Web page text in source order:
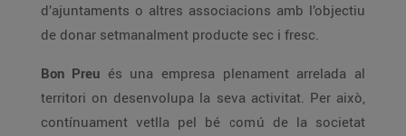
d’ajuntaments o altres associacions amb l’objectiu
de donar setmanalment producte sec i fresc.
Bon Preu és una empresa plenament arrelada al
territori on desenvolupa la seva activitat. Per això,
contínuament vetlla pel bé comú de la societat